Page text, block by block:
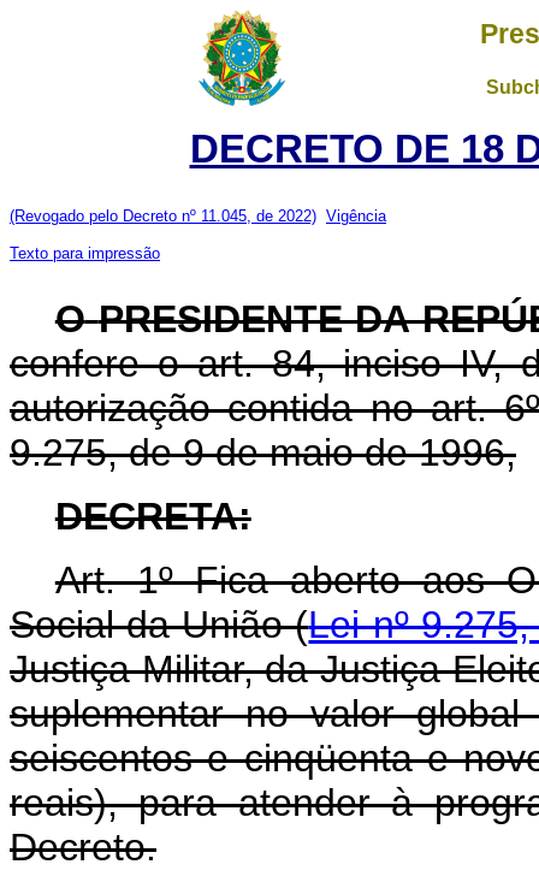
DECRETO DE 18
(Revogado pelo Decreto nº 11.045, de 2022) Vigência
Texto para impressão
O PRESIDENTE DA
confere o art. 84, inciso IV,
autorização contida no art.
9.275, de 9 de maio de 1996,
DECRETA:
Art. 1º Fica aberto aos
Social da União (Lei nº
Justiça Militar, da Justiça
suplementar no valor
seiscentos e cinqüenta e
reais), para atender à
Decreto.